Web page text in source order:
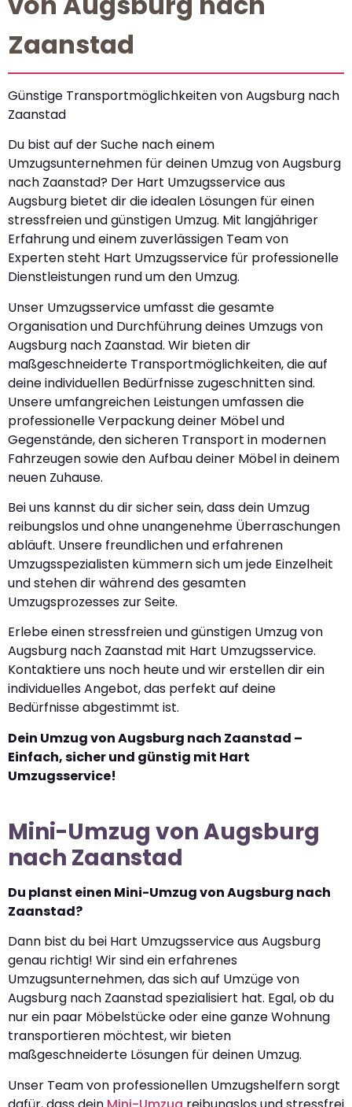
Zaanstad
Günstige Transportmöglichkeiten von Augsburg nach
Zaanstad
Du bist auf der Suche nach einem
Umzugsunternehmen für deinen Umzug von Augsburg
nach Zaanstad? Der Hart Umzugsservice aus
Augsburg bietet dir die idealen Lösungen für einen
stressfreien und günstigen Umzug. Mit langjähriger
Erfahrung und einem zuverlässigen Team von
Experten steht Hart Umzugsservice für professionelle
Dienstleistungen rund um den Umzug.
Unser Umzugsservice umfasst die gesamte
Organisation und Durchführung deines Umzugs von
Augsburg nach Zaanstad. Wir bieten dir
maßgeschneiderte Transportmöglichkeiten, die auf
deine individuellen Bedürfnisse zugeschnitten sind.
Unsere umfangreichen Leistungen umfassen die
professionelle Verpackung deiner Möbel und
Gegenstände, den sicheren Transport in modernen
Fahrzeugen sowie den Aufbau deiner Möbel in deinem
neuen Zuhause.
Bei uns kannst du dir sicher sein, dass dein Umzug
reibungslos und ohne unangenehme Überraschungen
abläuft. Unsere freundlichen und erfahrenen
Umzugsspezialisten kümmern sich um jede Einzelheit
und stehen dir während des gesamten
Umzugsprozesses zur Seite.
Erlebe einen stressfreien und günstigen Umzug von
Augsburg nach Zaanstad mit Hart Umzugsservice.
Kontaktiere uns noch heute und wir erstellen dir ein
individuelles Angebot, das perfekt auf deine
Bedürfnisse abgestimmt ist.
Dein Umzug von Augsburg nach Zaanstad –
Einfach, sicher und günstig mit Hart
Umzugsservice!
Mini-Umzug von Augsburg
nach Zaanstad
Du planst einen Mini-Umzug von Augsburg nach
Zaanstad?
Dann bist du bei Hart Umzugsservice aus Augsburg
genau richtig! Wir sind ein erfahrenes
Umzugsunternehmen, das sich auf Umzüge von
Augsburg nach Zaanstad spezialisiert hat. Egal, ob du
nur ein paar Möbelstücke oder eine ganze Wohnung
transportieren möchtest, wir bieten
maßgeschneiderte Lösungen für deinen Umzug.
Unser Team von professionellen Umzugshelfern sorgt